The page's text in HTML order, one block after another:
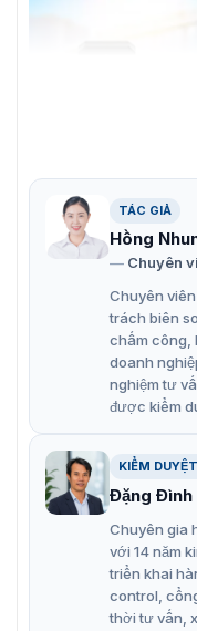
Đôi nét về
Tính năng nổi
TMG520-M/B
DS-TMG520-M/B
nâng và hạ cần gạt
người dùng. Thiết bị
bật:
Khóa tự động khi
Mức độ bảo vệ
Nhiều chế độ
TÁC GIẢ
Hồng
Chuyên
Chuyên
trách biên
chấm công,
doanh
nghiệm tư
được kiểm
KIỂM
Đặng Đình
Chuyên gia
với 14 năm
triển khai
control,
thời tư vấn,